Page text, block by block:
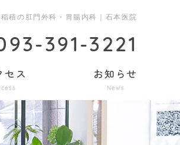
積の肛門外科・胃腸内科｜石本医院
391-3221
セス お知らせ
News